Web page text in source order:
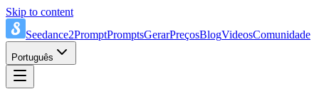
Skip to content
Seedance2PromptPromptsGerarPreçosBlogVideosComunidade
Português